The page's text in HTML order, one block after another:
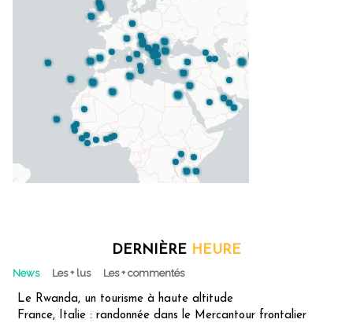
DERNIÈRE HEURE
News Les + lus Les + commentés
Le Rwanda, un tourisme à haute altitude
France, Italie : randonnée dans le Mercantour frontalier